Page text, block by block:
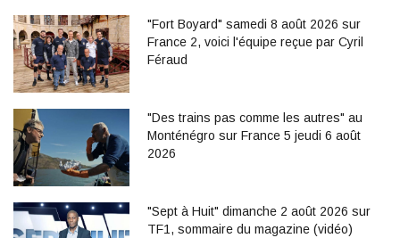
"Fort Boyard" samedi 8 août 2026 sur
France 2, voici l'équipe reçue par Cyril
Féraud
"Des trains pas comme les autres" au
Monténégro sur France 5 jeudi 6 août
2026
"Sept à Huit" dimanche 2 août 2026 sur
TF1, sommaire du magazine (vidéo)